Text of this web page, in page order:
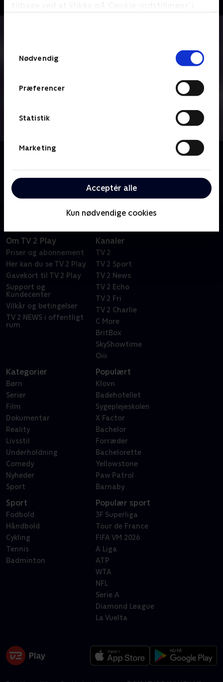
tilbage ved at klikke på ’Cookie-indstillinger’ i
Nødvendig
Præferencer
Statistik
Marketing
Acceptér alle
Kun nødvendige cookies
Om Denver, den sidste dinosaur
også her, at dinosauren Denver bor sammen med sin
menneskeven Valde.
Om TV 2 Play
Priser og abonnement
Her kan du se TV 2 Play
Gavekort til TV 2 Play
Support og
Kundecenter
Vilkår og betingelser
TV 2 NEWS i offentligt
rum
Kanaler
TV 2
TV 2 Sport
TV 2 News
TV 2 Echo
TV 2 Fri
TV 2 Charlie
C More
BritBox
SkyShowtime
Oiii
Kategorier
Børn
Serier
Film
Dokumentar
Reality
Livsstil
Underholdning
Comedy
Nyheder
Sport
Populært
Klovn
Badehotellet
Sygeplejeskolen
X Factor
Bachelor
Forræder
Bachelorette
Yellowstone
Paw Patrol
Barnaby
Sport
Fodbold
Håndbold
Cykling
Tennis
Badminton
Populær sport
3F Superliga
Tour de France
FIFA VM 2026
A Liga
ATP
WTA
NFL
Serie A
Diamond League
La Vuelta